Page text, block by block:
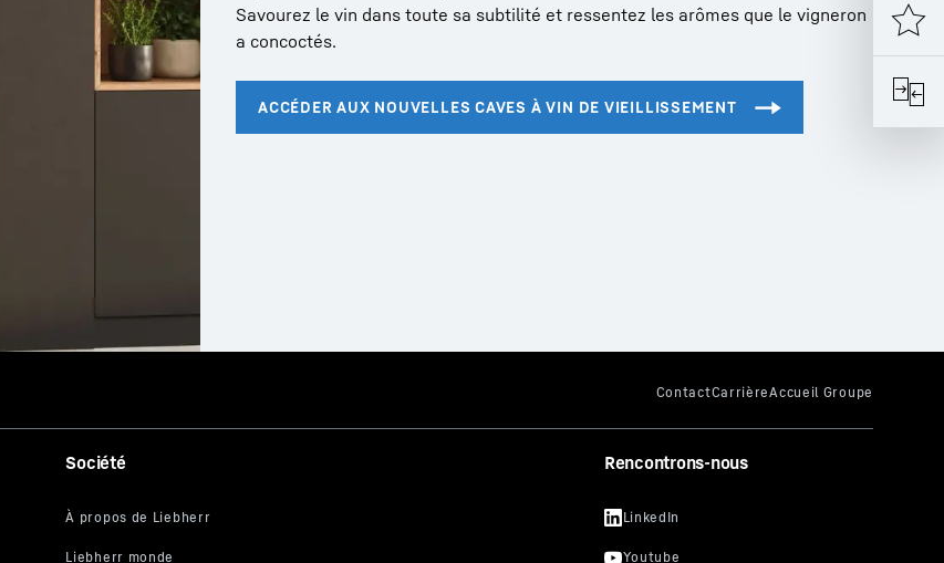
Savourez le vin dans toute sa subtilité et ressentez les arômes que le vigneron
a concoctés.
Société Rencontrons-nous